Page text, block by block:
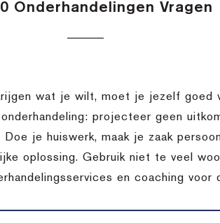
Onderhandelingen Vragen
wat je wilt, moet je jezelf goed
projecteer geen
je huiswerk, maak je zaak
oplossing. Gebruik niet te veel
en coaching